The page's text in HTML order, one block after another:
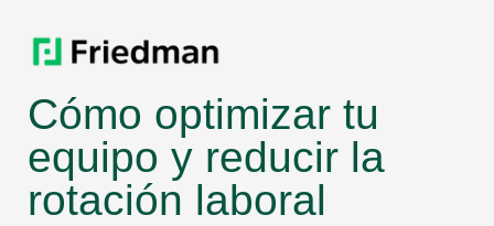
Cómo optimizar tu
equipo y reducir la
rotación laboral